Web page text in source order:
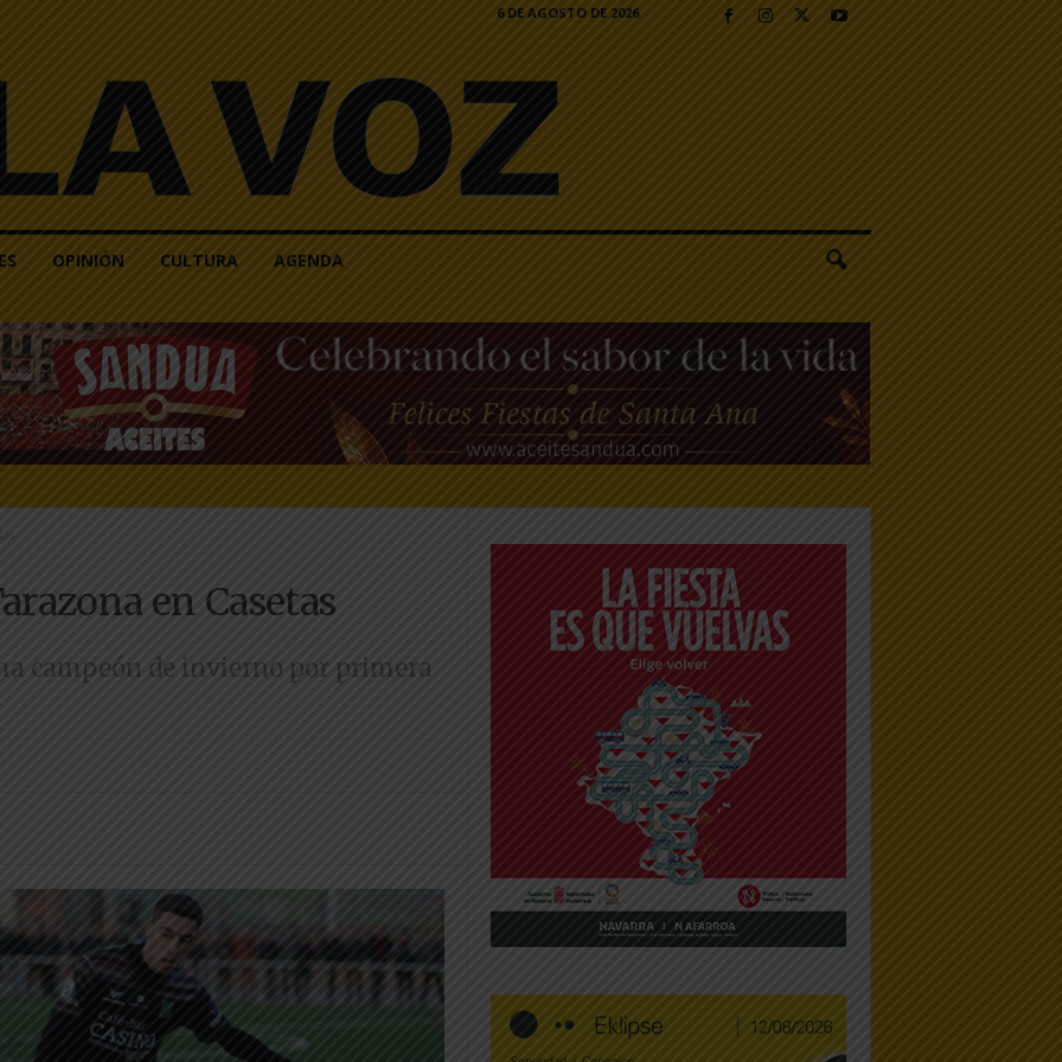
6 DE AGOSTO DE 2026
OPINIÓN CULTURA AGENDA
en Casetas
campeón de invierno por primera